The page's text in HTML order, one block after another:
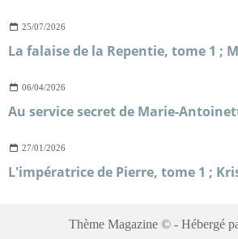
25/07/2026
06/04/2026
27/01/2026
Thème Magazine © - Hébergé